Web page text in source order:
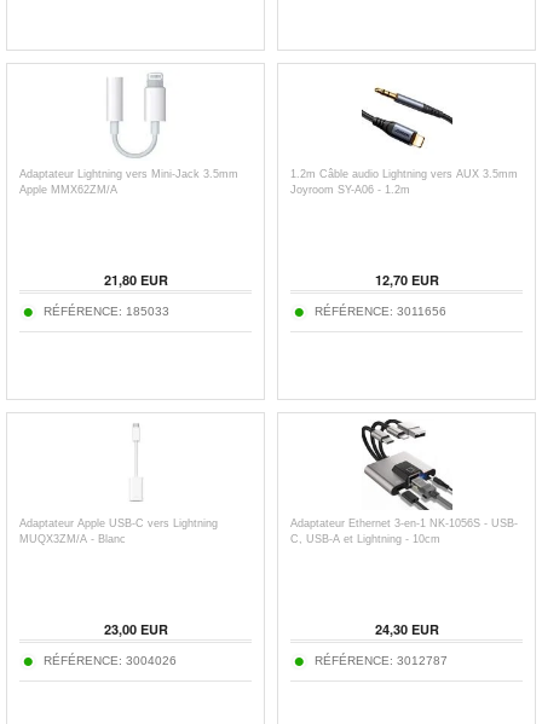
Adaptateur Lightning vers Mini-Jack 3.5mm
Apple MMX62ZM/A
21,80EUR
RÉFÉRENCE: 185033
1.2m Câble audio Lightning vers AUX 3.5mm
Joyroom SY-A06 - 1.2m
12,70EUR
RÉFÉRENCE: 3011656
Adaptateur Apple USB-C vers Lightning
MUQX3ZM/A - Blanc
23,00EUR
RÉFÉRENCE: 3004026
Adaptateur Ethernet 3-en-1 NK-1056S - USB-
C, USB-A et Lightning - 10cm
24,30EUR
RÉFÉRENCE: 3012787